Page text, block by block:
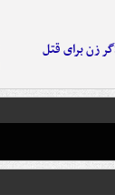
زن برای قتل